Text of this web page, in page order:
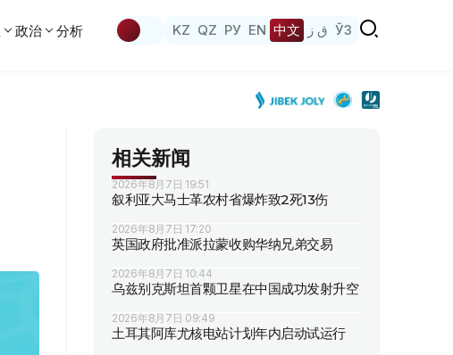
政治 分析 KZ QZ РУ EN 中文 ق ز ЎЗ
相关新闻
2026年8月7日 19:51
叙利亚大马士革农村省爆炸致2死13伤
2026年8月7日 17:20
英国政府批准派拉蒙收购华纳兄弟交易
2026年8月7日 10:44
乌兹别克斯坦首颗卫星在中国成功发射升空
2026年8月7日 09:49
土耳其阿库尤核电站计划年内启动试运行